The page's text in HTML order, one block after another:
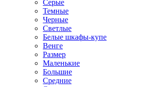
Серые
Темные
Черные
Светлые
Белые шкафы-купе
Венге
Размер
Маленькие
Большие
Средние